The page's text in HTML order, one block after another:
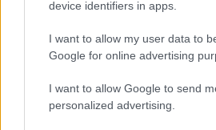
device identifiers in apps.
I want to allow my user data to
Google for online advertising
I want to allow Google to send
personalized advertising.
των Αντιπροσώπων και της
αποδοκιμασίας σε περίπτωση
επιχειρήσει να προχωρήσει
Τουρκίας στο πρόγραμμα. Στην
επισημαίνεται ότι η διατήρηση